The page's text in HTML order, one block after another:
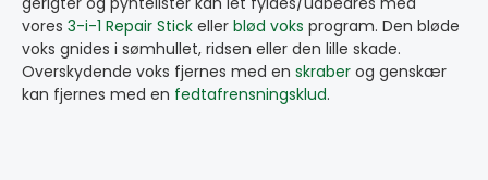
vores 3-i-1 Repair Stick eller blød voks program. Den bløde
voks gnides i sømhullet, ridsen eller den lille skade.
Overskydende voks fjernes med en skraber og genskær
kan fjernes med en fedtafrensningsklud.